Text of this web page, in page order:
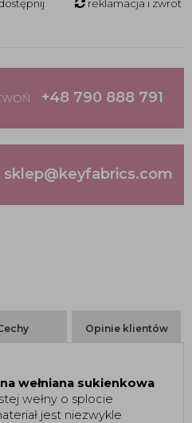
reklamacja i zwrot
+48 790 888 791
sklep@keyfabrics.com
Opinie klientów
wełniana sukienkowa
wełny o splocie
jest niezwykle